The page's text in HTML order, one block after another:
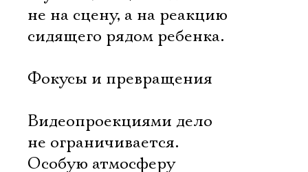
не на сцену, а на реакцию
сидящего рядом ребенка.
Фокусы и превращения
Видеопроекциями дело
не ограничивается.
Особую атмосферу